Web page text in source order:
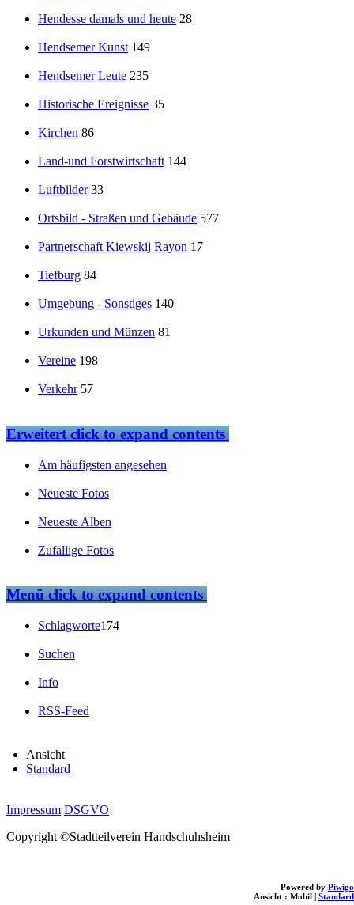
Powered by Piwigo
Ansicht : Mobil | Standard
Hendesse damals und heute 28
Hendsemer Kunst 149
Hendsemer Leute 235
Historische Ereignisse 35
Kirchen 86
Land-und Forstwirtschaft 144
Luftbilder 33
Ortsbild - Straßen und Gebäude 577
Partnerschaft Kiewskij Rayon 17
Tiefburg 84
Umgebung - Sonstiges 140
Urkunden und Münzen 81
Vereine 198
Verkehr 57
Erweitertclick to expand contents
Am häufigsten angesehen
Neueste Fotos
Neueste Alben
Zufällige Fotos
Menüclick to expand contents
Schlagworte174
Suchen
Info
RSS-Feed
Ansicht
Standard
Impressum DSGVO
Copyright ©Stadtteilverein Handschuhsheim